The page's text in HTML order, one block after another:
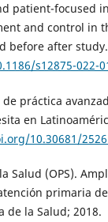
patient-focused
and control in
before after
s12875-022-
práctica
en
10.30681/
Salud (OPS).
primaria
de la Salud; 2018.